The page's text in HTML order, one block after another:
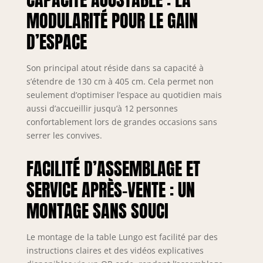
MODULARITÉ POUR LE GAIN
D’ESPACE
Son principal atout réside dans sa capacité à
s’étendre de 130 cm à 405 cm. Cela permet non
seulement d’optimiser l’espace au quotidien mais
aussi d’accueillir jusqu’à 12 personnes
confortablement lors de grandes occasions sans
serrer les convives.
FACILITÉ D’ASSEMBLAGE ET
SERVICE APRÈS-VENTE : UN
MONTAGE SANS SOUCI
Le montage de la table Lungo est facilité par des
instructions claires et des vidéos explicatives